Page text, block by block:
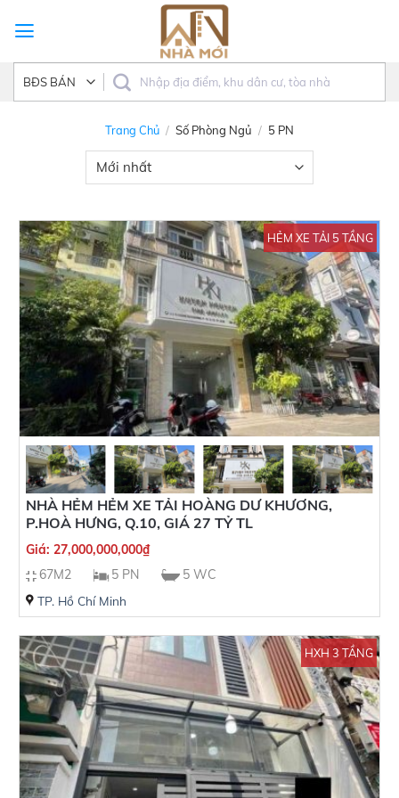
Trang Chủ / Số Phòng Ngủ / 5 PN
HẺM XE TẢI 5 TẦNG
NHÀ HẺM HẺM XE TẢI HOÀNG DƯ KHƯƠNG,
P.HOÀ HƯNG, Q.10, GIÁ 27 TỶ TL
Giá: 27,000,000,000₫
67M2
5 PN 5 WC
TP. Hồ Chí Minh
HXH 3 TẦNG